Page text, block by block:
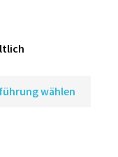
wählen